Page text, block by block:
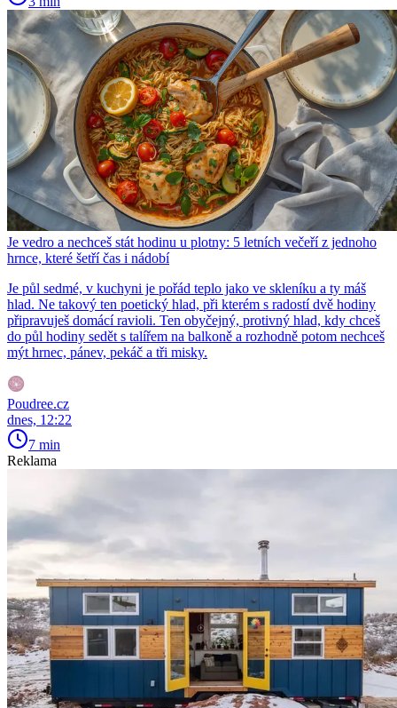
Je vedro a nechceš stát hodinu u plotny: 5 letních večeří z jednoho
hrnce, které šetří čas i nádobí
Je půl sedmé, v kuchyni je pořád teplo jako ve skleníku a ty máš
hlad. Ne takový ten poetický hlad, při kterém s radostí dvě hodiny
připravuješ domácí ravioli. Ten obyčejný, protivný hlad, kdy chceš
do půl hodiny sedět s talířem na balkoně a rozhodně potom nechceš
mýt hrnec, pánev, pekáč a tři misky.
Poudree.cz
dnes, 12:22
7 min
Reklama